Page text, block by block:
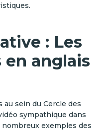
: Les
anglais
au sein du Cercle des
sympathique dans
exemples des